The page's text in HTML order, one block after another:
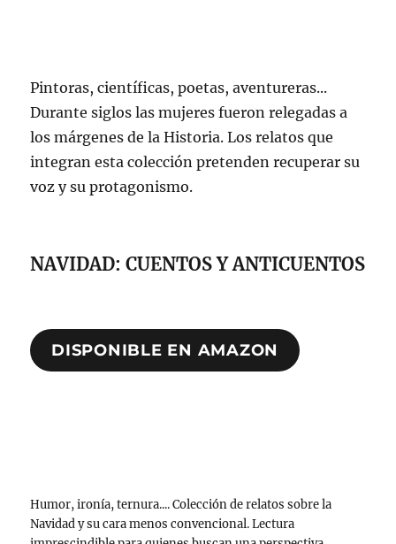
Pintoras, científicas, poetas, aventureras...
Durante siglos las mujeres fueron relegadas a
los márgenes de la Historia. Los relatos que
integran esta colección pretenden recuperar su
voz y su protagonismo.
NAVIDAD: CUENTOS Y ANTICUENTOS
DISPONIBLE EN AMAZON
Humor, ironía, ternura.... Colección de relatos sobre la
Navidad y su cara menos convencional. Lectura